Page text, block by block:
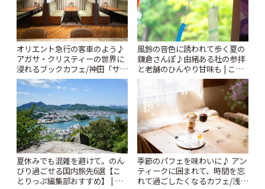
オリエント急行の客車のよう♪
アガサ・クリスティーの世界に
浸れるブックカフェ/神田「サロ
ンクリスティ」 | ことりっぷ
風鈴の音色に誘われて歩く夏の
鎌倉さんぽ♪由緒ある社の参拝
と老舗のひんやり甘味も | こと
りっぷ
夏休みでも混雑を避けて。のん
びり過ごせる国内旅先6選【こ
とりっぷ編集部おすすめ】 | こ
季節のパフェを味わいに♪ アン
ティークに囲まれて、時間を忘
れて過ごしたくなるカフェ/浅草